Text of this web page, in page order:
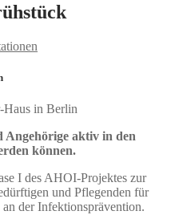
Haus in Berlin
Angehörige aktiv in den
können.
I des AHOI-Projektes zur
und Pflegenden für
der Infektionsprävention.